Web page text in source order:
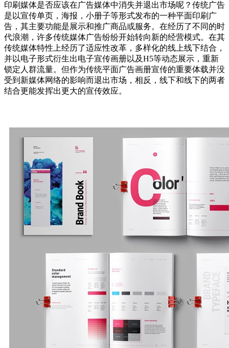
印刷媒体是否应该在广告媒体中消失并退出市场呢？传统广告
是以宣传单页，海报，小册子等形式发布的一种平面印刷广
告，其主要功能是展示和推广商品或服务。在经历了不同的时
代浪潮，许多传统媒体广告纷纷开始转向新的经营模式。在其
传统媒体特性上经历了适应性改革，多样化的线上线下结合，
并以电子形式衍生出电子宣传画册以及H5等动态展示，重新
锁定人群流量。但作为传统平面广告画册宣传的重要体载并没
受到新媒体网络的影响而退出市场，相反，线下和线下的两者
结合更能发挥出更大的宣传效应。